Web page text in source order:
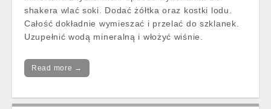
shakera wlać soki. Dodać żółtka oraz kostki lodu.
Całość dokładnie wymieszać i przelać do szklanek.
Uzupełnić wodą mineralną i włożyć wiśnie.
Read more →